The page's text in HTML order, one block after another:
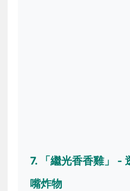
7. 「繼光香香雞」 -
嘴炸物